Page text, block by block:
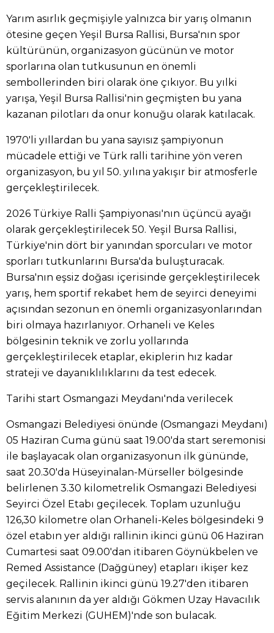
Yarım asırlık geçmişiyle yalnızca bir yarış olmanın
ötesine geçen Yeşil Bursa Rallisi, Bursa'nın spor
kültürünün, organizasyon gücünün ve motor
sporlarına olan tutkusunun en önemli
sembollerinden biri olarak öne çıkıyor. Bu yılki
yarışa, Yeşil Bursa Rallisi'nin geçmişten bu yana
kazanan pilotları da onur konuğu olarak katılacak.
1970'li yıllardan bu yana sayısız şampiyonun
mücadele ettiği ve Türk ralli tarihine yön veren
organizasyon, bu yıl 50. yılına yakışır bir atmosferle
gerçekleştirilecek.
2026 Türkiye Ralli Şampiyonası'nın üçüncü ayağı
olarak gerçekleştirilecek 50. Yeşil Bursa Rallisi,
Türkiye'nin dört bir yanından sporcuları ve motor
sporları tutkunlarını Bursa'da buluşturacak.
Bursa'nın eşsiz doğası içerisinde gerçekleştirilecek
yarış, hem sportif rekabet hem de seyirci deneyimi
açısından sezonun en önemli organizasyonlarından
biri olmaya hazırlanıyor. Orhaneli ve Keles
bölgesinin teknik ve zorlu yollarında
gerçekleştirilecek etaplar, ekiplerin hız kadar
strateji ve dayanıklılıklarını da test edecek.
Tarihi start Osmangazi Meydanı'nda verilecek
Osmangazi Belediyesi önünde (Osmangazi Meydanı)
05 Haziran Cuma günü saat 19.00'da start seremonisi
ile başlayacak olan organizasyonun ilk gününde,
saat 20.30'da Hüseyinalan-Mürseller bölgesinde
belirlenen 3.30 kilometrelik Osmangazi Belediyesi
Seyirci Özel Etabı geçilecek. Toplam uzunluğu
126,30 kilometre olan Orhaneli-Keles bölgesindeki 9
özel etabın yer aldığı rallinin ikinci günü 06 Haziran
Cumartesi saat 09.00'dan itibaren Göynükbelen ve
Remed Assistance (Dağgüney) etapları ikişer kez
geçilecek. Rallinin ikinci günü 19.27'den itibaren
servis alanının da yer aldığı Gökmen Uzay Havacılık
Eğitim Merkezi (GUHEM)'nde son bulacak.